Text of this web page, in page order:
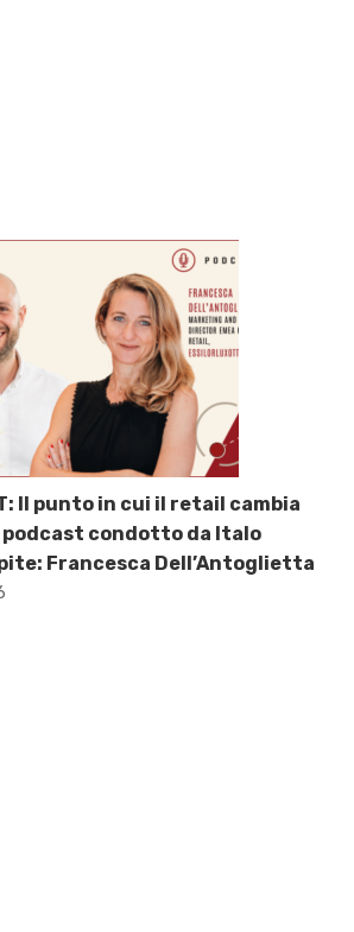
Il punto in cui il retail cambia
podcast condotto da Italo
Francesca Dell’Antoglietta